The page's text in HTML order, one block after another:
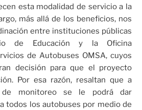
esta modalidad de servicio a la
más allá de los beneficios, nos
entre instituciones públicas
de Educación y la Oficina
de Autobuses OMSA, cuyos
decisión para que el proyecto
Por esa razón, resaltan que a
monitoreo se le podrá dar
todos los autobuses por medio de